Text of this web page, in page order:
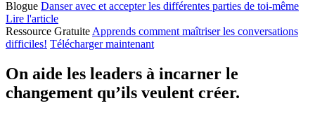
Blogue Danser avec et accepter les différentes parties de toi-même
Lire l'article
Ressource Gratuite Apprends comment maîtriser les conversations
difficiles! Télécharger maintenant
On aide les leaders à incarner le
changement qu’ils veulent créer.